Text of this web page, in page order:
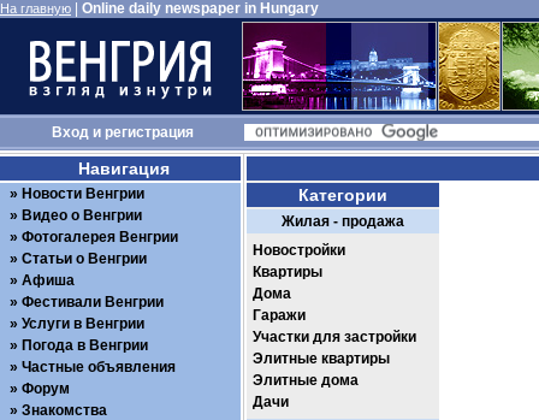
На главную Online daily newspaper in Hungary
Входи регистрация
Категории
Жилая - продажа
Новостройки
Квартиры
Дома
Гаражи
Участки для застройки
Элитные квартиры
Элитные дома
Дачи
Навигация
Новости Венгрии
Видео о Венгрии
Фотогалерея Венгрии
Статьи о Венгрии
Афиша
Фестивали Венгрии
Услуги в Венгрии
Погода в Венгрии
Частные объявления
Форум
Знакомства